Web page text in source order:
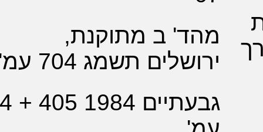
ב מתוקנת,
תשמג 704 עמ'
גבעתיים 1984 405 + 4